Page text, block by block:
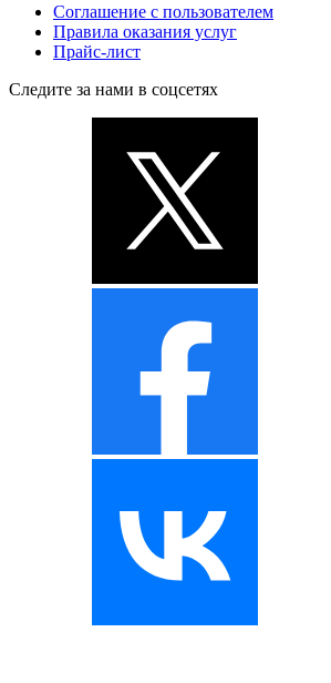
Соглашение с пользователем
Правила оказания услуг
Прайс-лист
Следите за нами в соцсетях